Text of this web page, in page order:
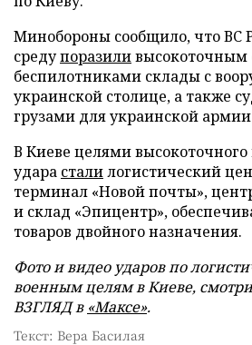
Минобороны сообщило, что ВС
средупоразили
беспилотниками склады с
украинской столице, а также
грузами для украинской
В Киеве целями высокоточного
удара сталилогистический
терминал «Новой почты»,
и склад «Эпицентр»,
товаров двойного назначения.
Фото и видео ударов по
военным целям в Киеве,
ВЗГЛЯД в «Максе».
Текст: Вера Басилая